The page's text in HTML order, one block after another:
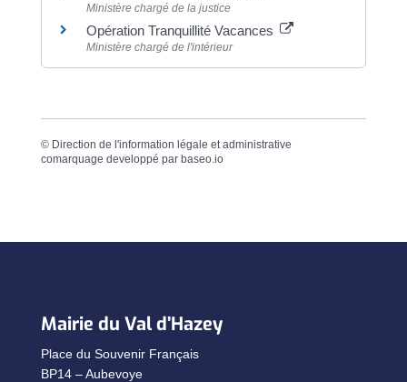
Ministère chargé de la justice
Opération Tranquillité Vacances
Ministère chargé de l'intérieur
© Direction de l'information légale et administrative
comarquage developpé par baseo.io
Mairie du Val d’Hazey
Place du Souvenir Français
BP14 – Aubevoye